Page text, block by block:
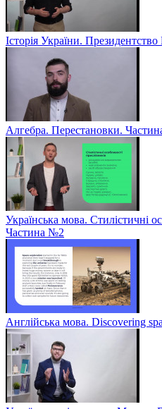
Історія України.
Алгебра. Перестановки.
Українська мова. Стилістичні
Частина №2
Англійська мова. Discovering